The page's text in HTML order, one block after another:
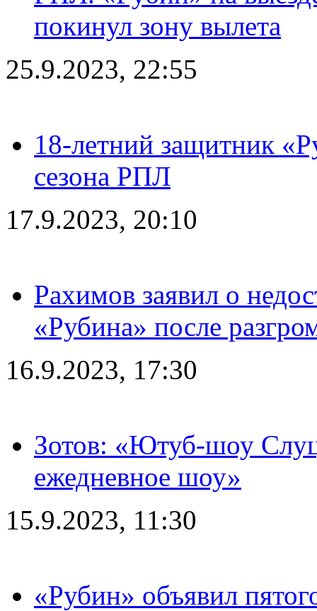
покинул зону вылета
25.9.2023, 22:55
18-летний защитник
сезона РПЛ
17.9.2023, 20:10
Рахимов заявил о
«Рубина» после
16.9.2023, 17:30
Зотов: «Ютуб-шоу
ежедневное шоу»
15.9.2023, 11:30
«Рубин» объявил